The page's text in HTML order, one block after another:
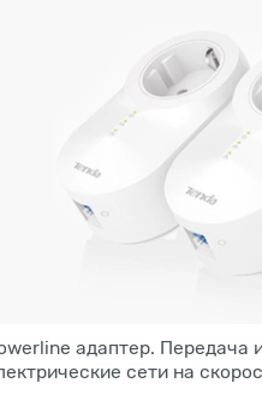
адаптер. Передача
сети на